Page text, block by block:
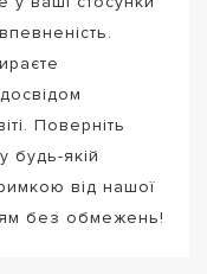
Поверніть
будь-якій
від нашої
без обмежень!